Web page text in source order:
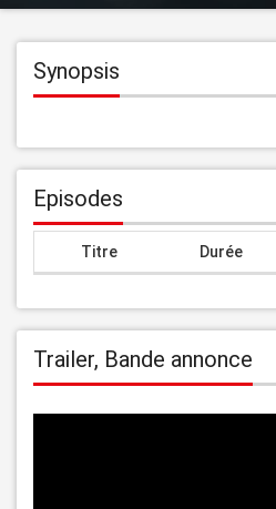
Synopsis
Episodes
Titre Durée
Trailer, Bande annonce